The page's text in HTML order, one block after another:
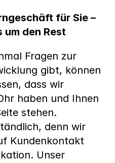
für Sie –
um den Rest
Fragen zur
gibt, können
dass wir
haben und Ihnen
stehen.
denn wir
Kundenkontakt
Unser